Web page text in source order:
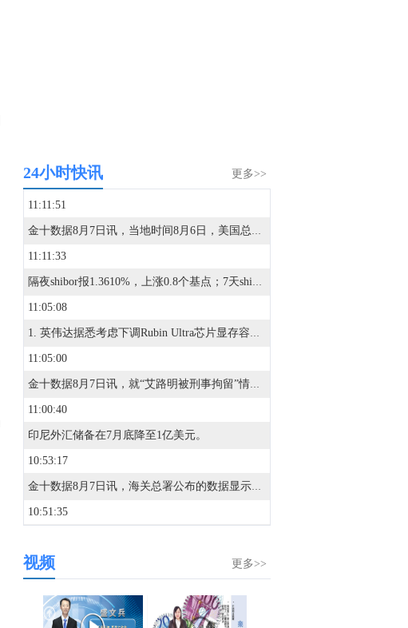
更多>>
24小时快讯
11:11:51
金十数据8月7日讯，当地时间8月6日，美国总统特朗普签署行政令，依据《1962年贸易扩展法》第232条，对进口多晶硅及其衍生产品采取最低进口价格和额外关税措施，以支持美国国内多晶硅、半导体和太阳能供应链。晶科能源工作人员称，对美国刚出的新政策还需要做进一步的研判，待研判成熟后可进一步沟通，也可以参考第三方机构的分析。同日，天合光能工作人员表示，公司销售组件为主，多晶硅只是组件生产的一种原料，是产业链的一环。另外，公司在北美出口比较少，且出货主要通过合作伙伴，暂时影响不大。（中新经纬）
11:11:33
隔夜shibor报1.3610%，上涨0.8个基点；7天shibor报1.3910%，上涨0.8个基点；3个月shibor报1.4300%，与上日持平。点击查看>>
11:05:08
1. 英伟达据悉考虑下调Rubin Ultra芯片显存容量。2. 台积电等研发出单层MoS2顶栅晶体管。3. 存储涨价后：苹果上调多款iPhone、iPad、Mac及安卓手机以旧换新折抵价，最高达25%。4. 台积电N2制程产能充足但DRAM短缺，苹果iPhone 18备货面临压力。5. 华为数据存储产品副总裁：存储涨价有一定影响，目前可以保证客户供应。6. 杠杆ETF风暴一个月，韩国股市距离风险出清还有“最后一公里”。7. 马斯克：内存芯片的需求增长速度远远超过了供应增速。8. 芯片新架构大幅降低空间望远镜计算功耗。9. 欧菲光控股中科岛晶，卡位玻璃基先进封装赛道。10. 机构：上半年全球高端智能手机市场占比创历史新高达29%。11. Q2净利润暴涨256倍，华邦电子透露客户已抢订2030年存储产能。
11:05:00
金十数据8月7日讯，就“艾路明被刑事拘留”情况是否属实及进展，三特索道回应称，公司无从知晓该事项情况，艾路明与公司不存在控制与被控制关系。目前公司经营一切正常。此外，三特索道表示，关于公司非经营性资金占用事项，全部占用资金连同对应利息均已于2022年4月以现金形式全额偿还。公司已于2023年回归国资，进入发展快车道，连续三年净利润保持增长。8月5日，有报道称，“律师称湖北前首富艾路明被刑拘，涉嫌非法吸收公众存款”。目前，该律师相关发文已删除。（贝壳财经）
11:00:40
印尼外汇储备在7月底降至1亿美元。
10:53:17
金十数据8月7日讯，海关总署公布的数据显示，中国7月集成电路出口金额达387.4亿美元，1至7月累计出口金额达2160亿美元，同比增长99.5%。
10:51:35
10:51:17
10:51:10
更多>>
视频